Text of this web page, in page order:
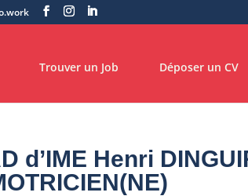
Trouver un Job Déposer un CV
d’IME Henri